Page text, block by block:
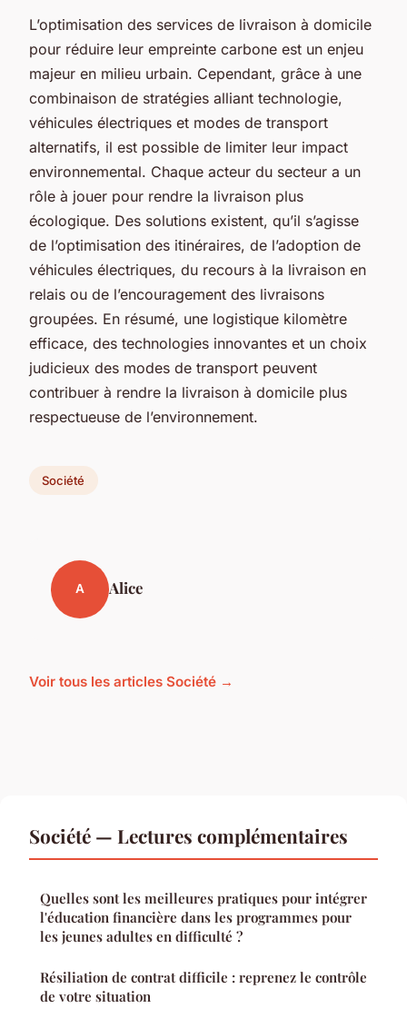
L’optimisation des services de livraison à domicile
pour réduire leur empreinte carbone est un enjeu
majeur en milieu urbain. Cependant, grâce à une
combinaison de stratégies alliant technologie,
véhicules électriques et modes de transport
alternatifs, il est possible de limiter leur impact
environnemental. Chaque acteur du secteur a un
rôle à jouer pour rendre la livraison plus
écologique. Des solutions existent, qu’il s’agisse
de l’optimisation des itinéraires, de l’adoption de
véhicules électriques, du recours à la livraison en
relais ou de l’encouragement des livraisons
groupées. En résumé, une logistique kilomètre
efficace, des technologies innovantes et un choix
judicieux des modes de transport peuvent
contribuer à rendre la livraison à domicile plus
respectueuse de l’environnement.
Société
A Alice
Voir tous les articles Société →
Société — Lectures complémentaires
Quelles sont les meilleures pratiques pour intégrer
l'éducation financière dans les programmes pour
les jeunes adultes en difficulté ?
Résiliation de contrat difficile : reprenez le contrôle
de votre situation